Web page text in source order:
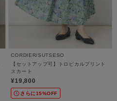
CORDIER/SUTSESO
【セットアップ可】トロピカルプリント
スカート
¥19,800
さらに15%OFF